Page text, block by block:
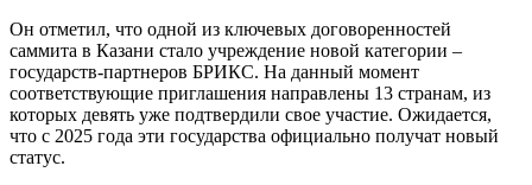
Он отметил, что одной из ключевых договоренностей
саммита в Казани стало учреждение новой категории –
государств-партнеров БРИКС. На данный момент
соответствующие приглашения направлены 13 странам, из
которых девять уже подтвердили свое участие. Ожидается,
что с 2025 года эти государства официально получат новый
статус.